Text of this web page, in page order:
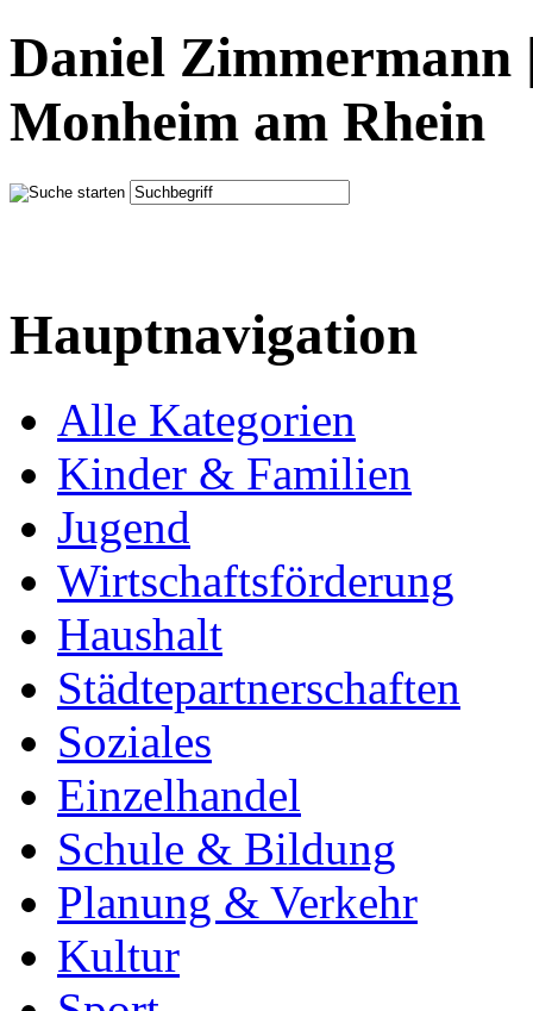
Daniel Zimmermann
Monheim am Rhein
Hauptnavigation
Alle Kategorien
Kinder & Familien
Jugend
Wirtschaftsförderung
Haushalt
Städtepartnerschaften
Soziales
Einzelhandel
Schule & Bildung
Planung & Verkehr
Kultur